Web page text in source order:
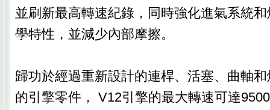
並刷新最高轉速紀錄，同時強化進氣系統
學特性，並減少內部摩擦。
歸功於經過重新設計的連桿、活塞、曲軸
的引擎零件， V12引擎的最大轉速可達